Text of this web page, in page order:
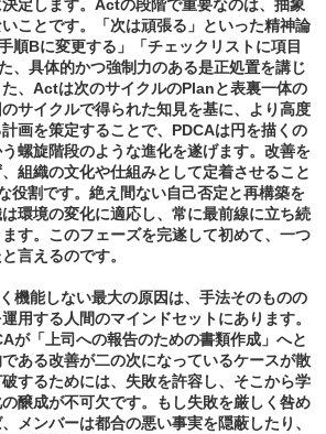
定します。Actの段階で重要なのは、抽象
ことです。「次は頑張る」といった精神論
順Bに変更する」「チェックリストに項目
、具体的かつ強制力のある是正処置を講じ
、Actは次のサイクルのPlanと表裏一体の
サイクルで得られた知見を基に、より高度
画を策定することで、PDCAは円を描くの
螺旋階段のような進化を遂げます。改善を
組織の文化や仕組みとして定着させること
役割です。絶え間ない自己否定と再構築を
環境の変化に適応し、常に最前線に立ち続
す。このフェーズを完遂して初めて、一つ
言えるのです。
機能しない最大の原因は、手法そのものの
用する人間のマインドセットにあります。
が「上司への報告のための書類作成」へと
ある改善が二の次になっているケースが散
するためには、失敗を許容し、そこから学
醸成が不可欠です。もし失敗を厳しく咎め
メンバーは都合の悪い事実を隠蔽したり、